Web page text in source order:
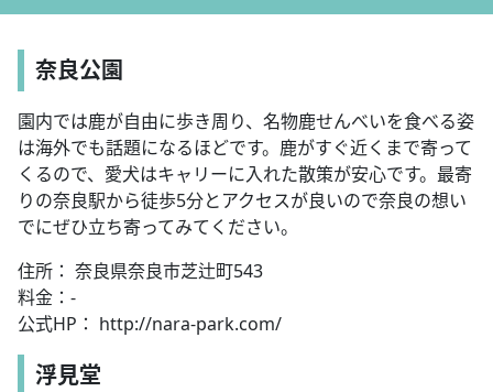
奈良公園
園内では鹿が自由に歩き周り、名物鹿せんべいを食べる姿
は海外でも話題になるほどです。鹿がすぐ近くまで寄って
くるので、愛犬はキャリーに入れた散策が安心です。最寄
りの奈良駅から徒歩5分とアクセスが良いので奈良の想い
でにぜひ立ち寄ってみてください。
住所： 奈良県奈良市芝辻町543
料金：-
公式HP： http://nara-park.com/
浮見堂